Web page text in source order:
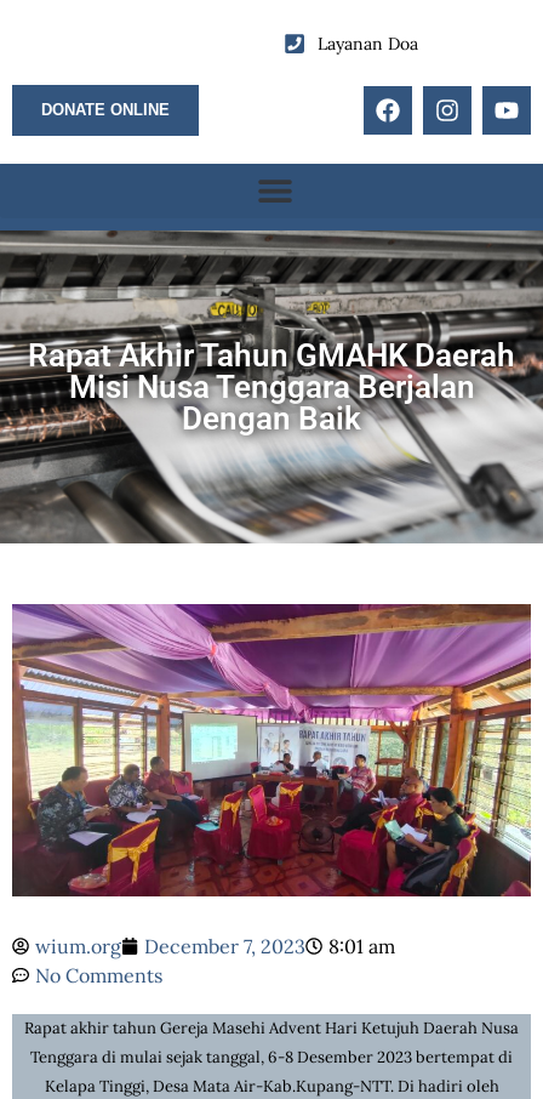
Layanan Doa
DONATE ONLINE
Rapat Akhir Tahun GMAHK Daerah
Misi Nusa Tenggara Berjalan
Dengan Baik
wium.org December 7, 2023
8:01 am
No Comments
Rapat akhir tahun Gereja Masehi Advent Hari Ketujuh Daerah Nusa
Tenggara di mulai sejak tanggal, 6-8 Desember 2023 bertempat di
Kelapa Tinggi, Desa Mata Air-Kab.Kupang-NTT. Di hadiri oleh